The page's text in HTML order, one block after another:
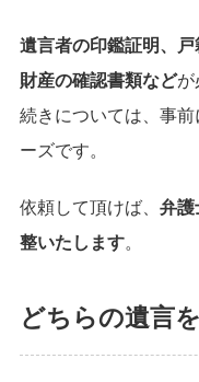
遺言者の印鑑証明、戸
財産の確認書類などが
続きについては、事
ーズです。
依頼して頂けば、 弁護
整いたします。
どちらの遺言